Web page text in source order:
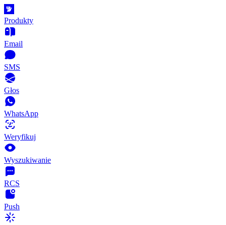
Produkty
Email
SMS
Głos
WhatsApp
Weryfikuj
Wyszukiwanie
RCS
Push